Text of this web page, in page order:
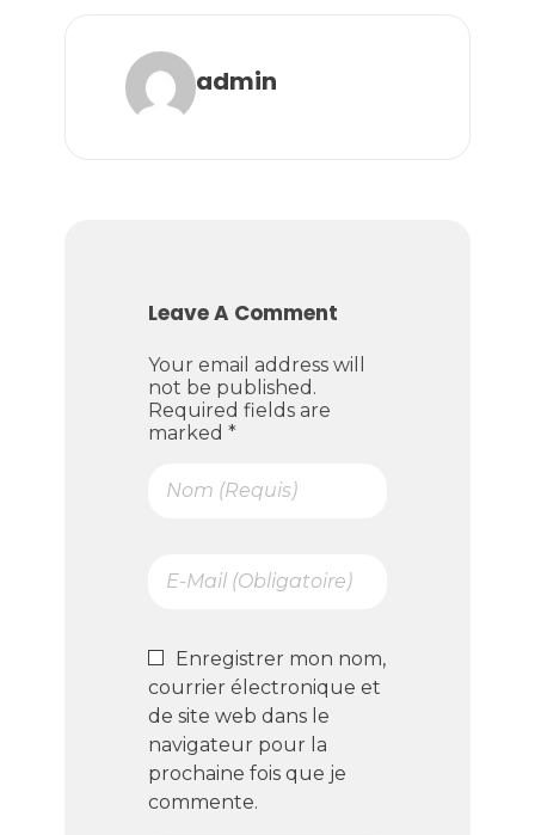
admin
Leave A Comment
Your email address will
not be published.
Required fields are
marked *
Enregistrer mon nom,
courrier électronique et
de site web dans le
navigateur pour la
prochaine fois que je
commente.